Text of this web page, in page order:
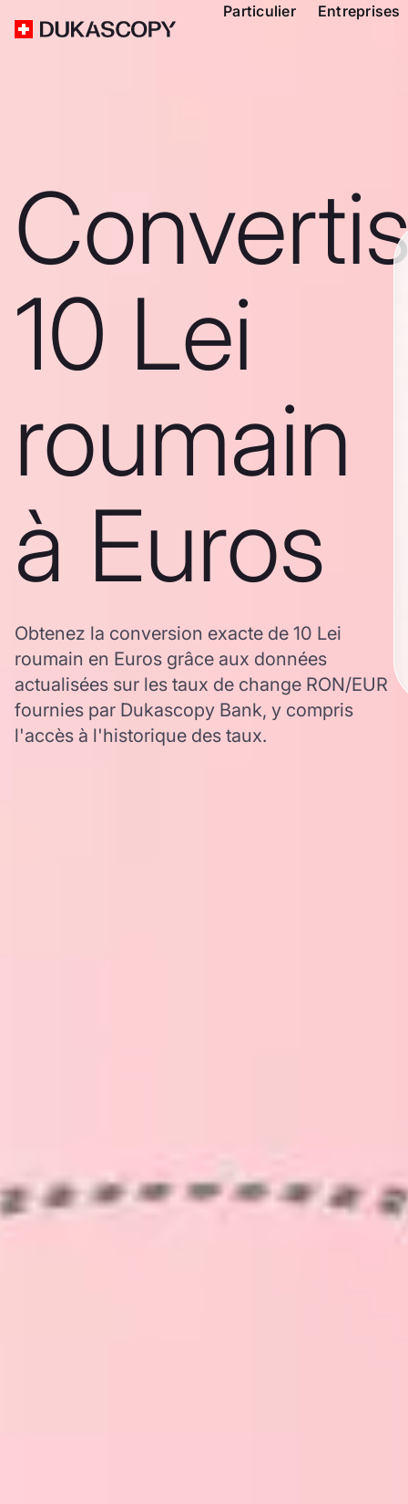
Particulier Entreprises
10 Lei
roumain
à Euros
Obtenez la conversion exacte de 10 Lei
roumain en Euros grâce aux données
actualisées sur les taux de change RON/EUR
fournies par Dukascopy Bank, y compris
l'accès à l'historique des taux.